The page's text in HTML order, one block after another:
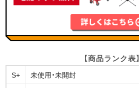
【商品ランク表】
S+
未使用・未開封